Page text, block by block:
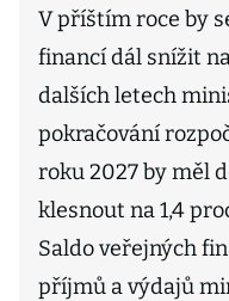
V příštím roce by
financí dál snížit
dalších letech
pokračování
roku 2027 by měl
klesnout na 1,4
Saldo veřejných
příjmů a výdajů